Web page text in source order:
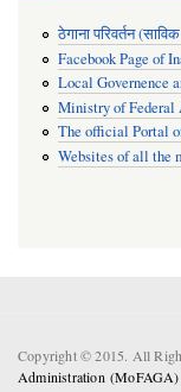
ठेगाना परिवर्तन
Facebook Page of
Local Governence
Ministry of Federal
The official Portal
Websites of all the
Copyright © 2015. All
Administration (MoFAGA)